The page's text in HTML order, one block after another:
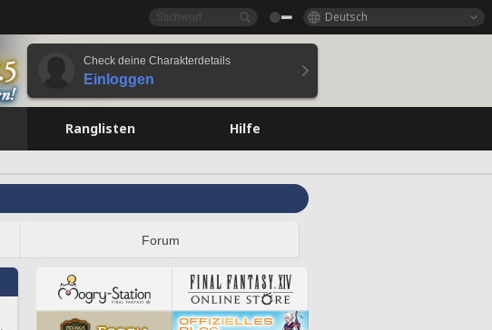
Deutsch
Check deine Charakterdetails
Einloggen
Ranglisten Hilfe
Forum